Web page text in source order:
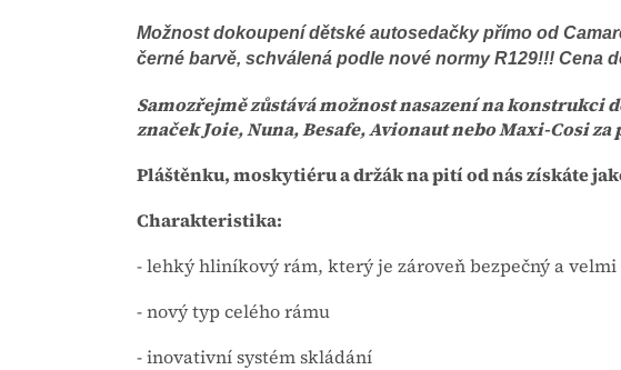
Možnost dokoupení dětské autosedačky přímo od
černé barvě, schválená podle nové normy R129!!! Cena
Samozřejmě zůstává možnost nasazení na konstrukci
značek Joie, Nuna, Besafe, Avionaut nebo Maxi-Cosi
Pláštěnku, moskytiéru a držák na pití od nás získáte
Charakteristika:
- lehký hliníkový rám, který je zároveň bezpečný a
- nový typ celého rámu
- inovativní systém skládání